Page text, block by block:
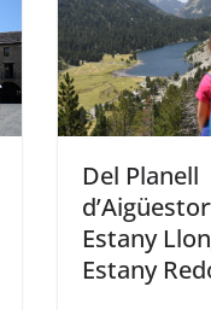
Del Planell
Estany
Estany